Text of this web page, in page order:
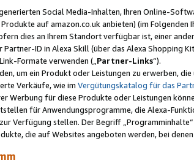
Social Media-Inhalten, Ihren Online-
auf amazon.co.uk anbieten) (im Folgenden
dies an Ihrem Standort verfügbar ist, einer
Partner-ID in Alexa Skill (über das Alexa Shopping
Formate verwenden („ Partner-Links“).
um ein Produkt oder Leistungen zu erwerben,
Verkäufe, wie im Vergütungskatalog für das
für diese Produkte oder Leistungen
für Anwendungsprogramme, die Alexa-
Verfügung stellen. Der Begriff
die auf Websites angeboten werden, bei